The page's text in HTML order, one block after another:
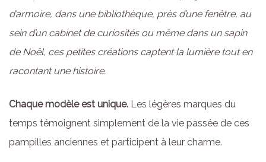
d’armoire, dans une bibliothèque, près d’une fenêtre, au
sein d’un cabinet de curiosités ou même dans un sapin
de Noël, ces petites créations captent la lumière tout en
racontant une histoire.
Chaque modèle est unique. Les légères marques du
temps témoignent simplement de la vie passée de ces
pampilles anciennes et participent à leur charme.